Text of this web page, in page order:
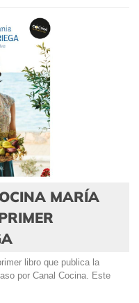
MARÍA
libro que publica la
por Canal Cocina. Este